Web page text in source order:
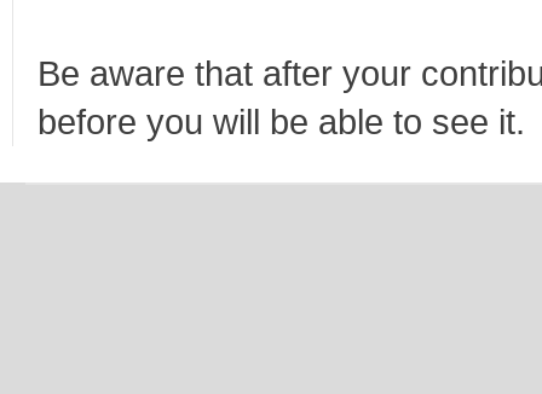
Be aware that after your
before you will be able to see it.